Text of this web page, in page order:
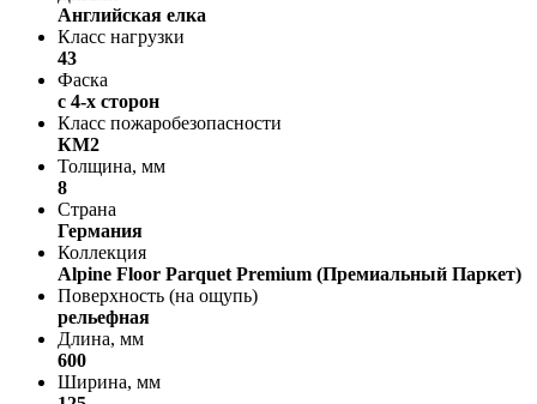
Английская елка
Класс нагрузки
43
Фаска
с 4-х сторон
Класс пожаробезопасности
КМ2
Толщина, мм
8
Страна
Германия
Коллекция
Alpine Floor Parquet Premium (Премиальный Паркет)
Поверхность (на ощупь)
рельефная
Длина, мм
600
Ширина, мм